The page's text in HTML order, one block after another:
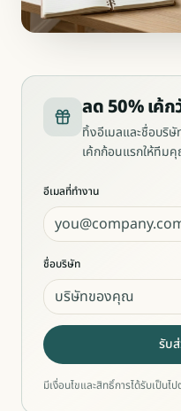
ลด 50% เค้
ทิ้งอีเมลและชื่อบริษั
เค้กก้อนแรกให้ทีม
อีเมลที่ทำงาน
ชื่อบริษัท
รับ
มีเงื่อนไขและสิทธิ์การได้รับเป็นไ